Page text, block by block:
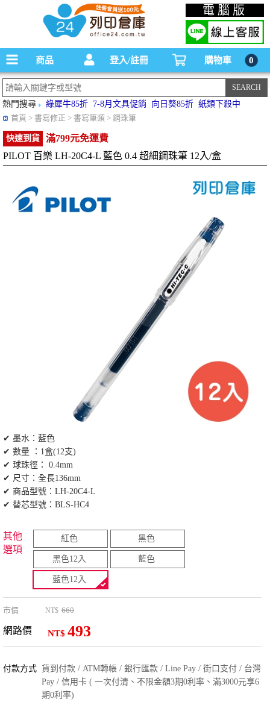
碳粉匣，墨水匣,原廠碳粉匣，副廠碳粉匣，環保碳粉匣,連續供墨印表機-office24列印
倉庫線上購物手機版
電腦版
商品 登入/註冊 購物車 0
熱門搜尋 綠犀牛85折 7-8月文具促銷 向日葵85折 紙類下殺中
首頁 > 書寫修正 > 書寫筆類 > 鋼珠筆
快速到貨
滿799元免運費
PILOT 百樂 LH-20C4-L 藍色 0.4 超細鋼珠筆 12入/盒
✔ 墨水：藍色
✔ 數量 ：1盒(12支)
✔ 球珠徑： 0.4mm
✔ 尺寸：全長136mm
✔ 商品型號：LH-20C4-L
✔ 替芯型號：BLS-HC4
其他
選項
紅色 黑色
黑色12入 藍色
藍色12入
市價 NT$ 660
網路價 NT$ 493
付款方式 貨到付款 / ATM轉帳 / 銀行匯款 / Line Pay / 街口支付 / 台灣
Pay / 信用卡 ( 一次付清、不限金額3期0利率、滿3000元享6
期0利率)